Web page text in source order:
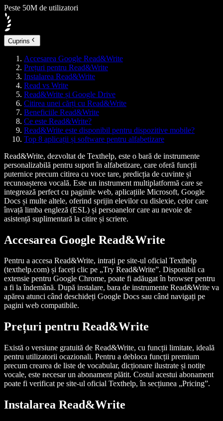
Peste 50M de utilizatori
Cuprins
Accesarea Google Read&Write
Prețuri pentru Read&Write
Instalarea Read&Write
Read vs Write
Read&Write și Google Drive
Citirea unei cărți cu Read&Write
Beneficiile Read&Write
Ce este Read&Write?
Read&Write este disponibil pentru dispozitive mobile?
Top 8 aplicații și software pentru alfabetizare
Read&Write, dezvoltat de Texthelp, este o bară de instrumente
personalizabilă pentru suport în alfabetizare, care oferă funcții
puternice precum citirea cu voce tare, predicția de cuvinte și
recunoașterea vocală. Este un instrument multiplatformă care se
integrează perfect cu paginile web, aplicațiile Microsoft, Google
Docs și multe altele, oferind sprijin elevilor cu dislexie, celor care
învață limba engleză (ESL) și persoanelor care au nevoie de
asistență suplimentară la citire și scriere.
Accesarea Google Read&Write
Pentru a accesa Read&Write, intrați pe site-ul oficial Texthelp
(texthelp.com) și faceți clic pe „Try Read&Write”. Disponibil ca
extensie pentru Google Chrome, poate fi adăugat în browser pentru
a fi la îndemână. După instalare, bara de instrumente Read&Write va
apărea atunci când deschideți Google Docs sau când navigați pe
pagini web compatibile.
Prețuri pentru Read&Write
Există o versiune gratuită de Read&Write, cu funcții limitate, ideală
pentru utilizatorii ocazionali. Pentru a debloca funcții premium
precum crearea de liste de vocabular, dicționare ilustrate și notițe
vocale, este necesar un abonament plătit. Costul acestui abonament
poate fi verificat pe site-ul oficial Texthelp, în secțiunea „Pricing”.
Instalarea Read&Write